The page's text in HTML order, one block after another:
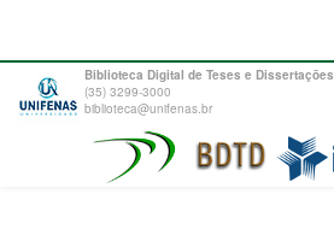
Biblioteca Digital de Teses e Dissertações
(35) 3299-3000
biblioteca@unifenas.br